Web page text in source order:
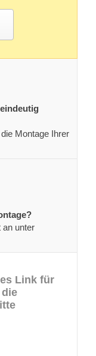
Montage Ihrer
an unter
Link für